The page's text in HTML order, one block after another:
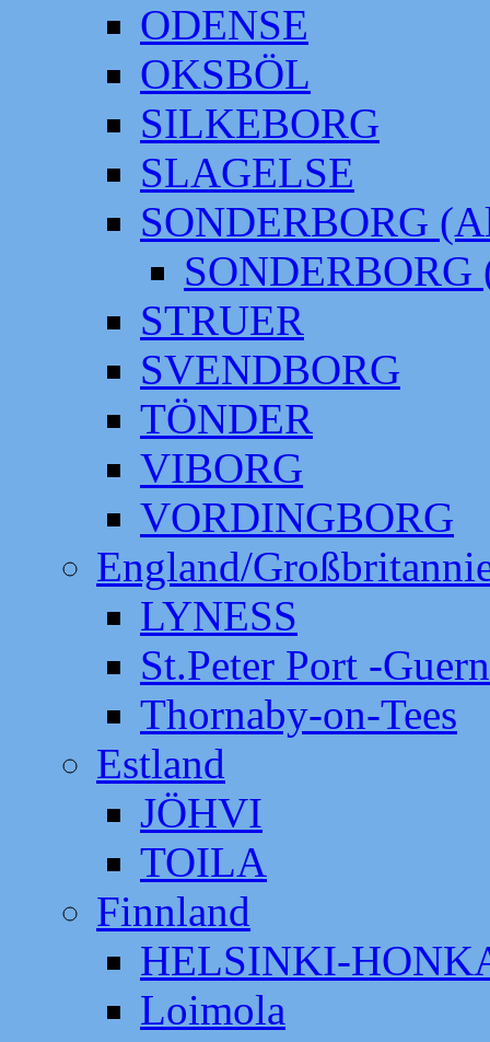
ODENSE
OKSBÖL
SILKEBORG
SLAGELSE
SONDERBORG
SONDERBORG
STRUER
SVENDBORG
TÖNDER
VIBORG
VORDINGBORG
England/
LYNESS
St.Peter Port -
Thornaby-on-Tees
Estland
JÖHVI
TOILA
Finnland
HELSINKI-
Loimola